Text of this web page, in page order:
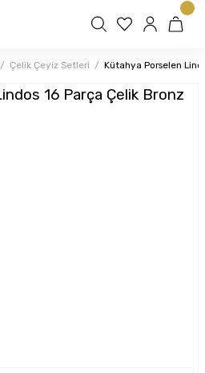
Çelik Çeyiz Setleri Kütahya Porselen